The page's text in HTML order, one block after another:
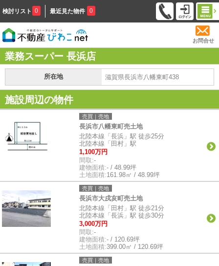
検討リスト 0 最近見た物件 0
お問合せ
業務スーパー 長浜店
所在地 滋賀県長浜市八幡東町438
施設周辺の物件
売買｜売地
長浜市八幡東町売土地
北陸本線「長浜」駅 徒歩25分
北陸本線「田村」駅
1,100万円
間取:-
建物面積:- / 48.99坪
土地面積:161.98㎡ / 48.99坪
売買｜売地
長浜市大戌亥町売土地
北陸本線「田村」駅 徒歩21分
北陸本線「長浜」駅 徒歩30分
3,000万円
間取:-
建物面積:- / 120.69坪
土地面積:399.00㎡ / 120.69坪
売買｜売地